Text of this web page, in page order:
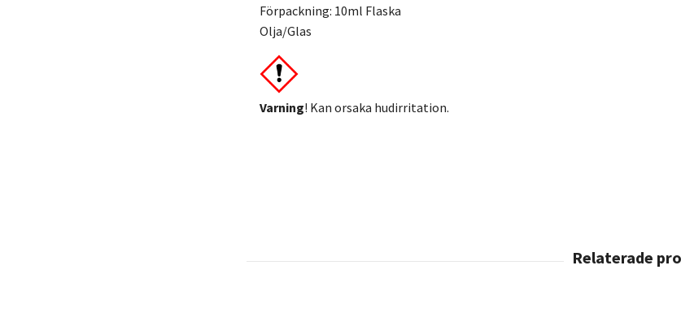
Förpackning: 10ml Flaska
Olja/Glas
Varning! Kan orsaka hudirritation.